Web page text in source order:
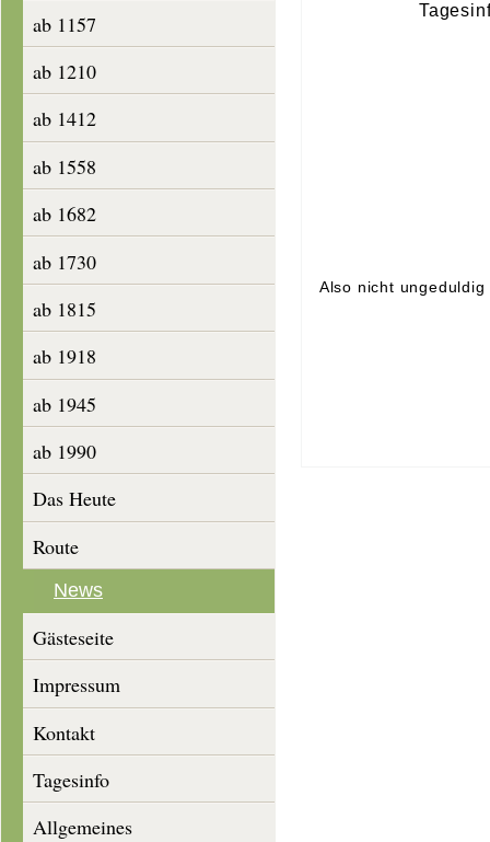
ab 1157
ab 1210
ab 1412
ab 1558
ab 1682
ab 1730
ab 1815
ab 1918
ab 1945
ab 1990
Das Heute
Route
News
Gästeseite
Impressum
Kontakt
Tagesinfo
Allgemeines
Also nicht